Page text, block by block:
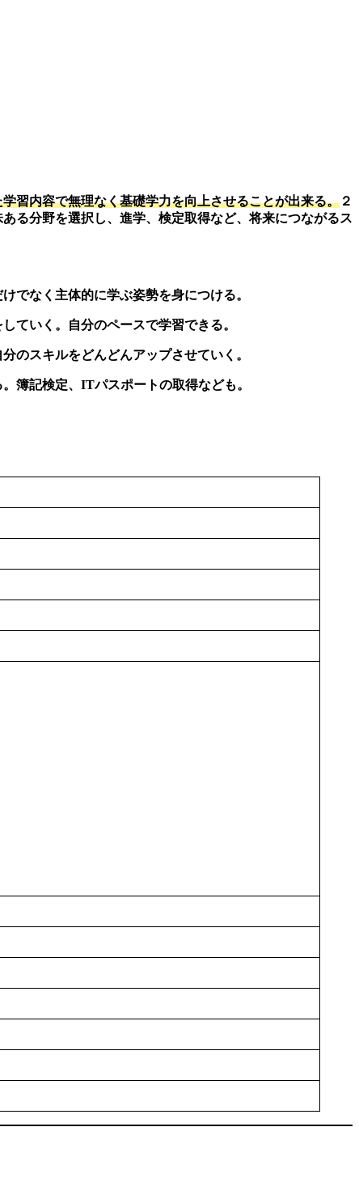
習内容で無理なく基礎学力を向上させることが出来る。 ２
る分野を選択し、進学、検定取得など、将来につながるス
でなく主体的に学ぶ姿勢を身につける。
ていく。自分のペースで学習できる。
のスキルをどんどんアップさせていく。
簿記検定、ITパスポートの取得なども。